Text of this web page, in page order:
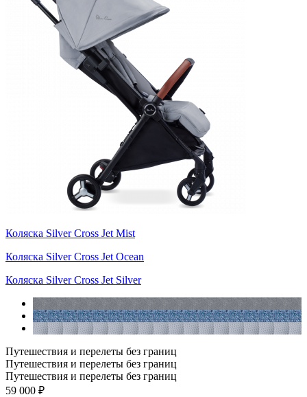
Коляска Silver Cross Jet Mist
Коляска Silver Cross Jet Ocean
Коляска Silver Cross Jet Silver
Путешествия и перелеты без границ
Путешествия и перелеты без границ
Путешествия и перелеты без границ
59 000 ₽